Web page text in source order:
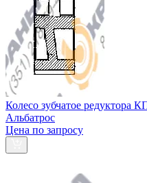
Колесо зубчатое редуктора
Альбатрос
Цена по запросу